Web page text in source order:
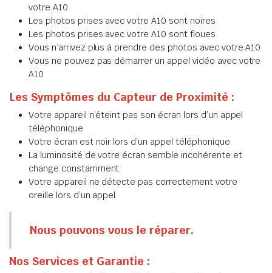
votre A10
Les photos prises avec votre A10 sont noires
Les photos prises avec votre A10 sont floues
Vous n’arrivez plus à prendre des photos avec votre A10
Vous ne pouvez pas démarrer un appel vidéo avec votre
A10
Les Symptômes du Capteur de Proximité :
Votre appareil n’éteint pas son écran lors d’un appel
téléphonique
Votre écran est noir lors d’un appel téléphonique
La luminosité de votre écran semble incohérente et
change constamment
Votre appareil ne détecte pas correctement votre
oreille lors d’un appel
Nous pouvons vous le réparer.
Nos Services et Garantie :